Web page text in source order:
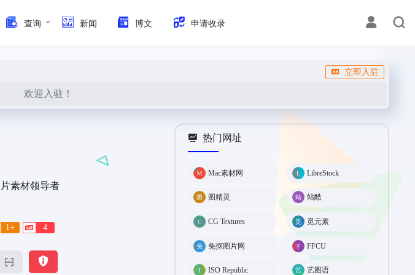
查询 新闻 博文 申请收录
立即入驻
欢迎入驻！
素材领导者
1+ 4
热门网址
Mac素材网 LibreStock
图精灵 站酷
CG Textures 觅元素
免抠图片网 FFCU
ISO Republic 艺图语